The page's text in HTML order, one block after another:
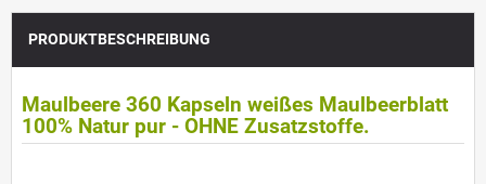
PRODUKTBESCHREIBUNG
Maulbeere 360 Kapseln weißes Maulbeerblatt
100% Natur pur - OHNE Zusatzstoffe.